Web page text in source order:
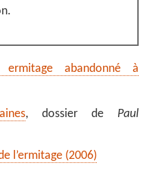
ermitage abandonné à
, dossier de Paul
l’ermitage (2006)